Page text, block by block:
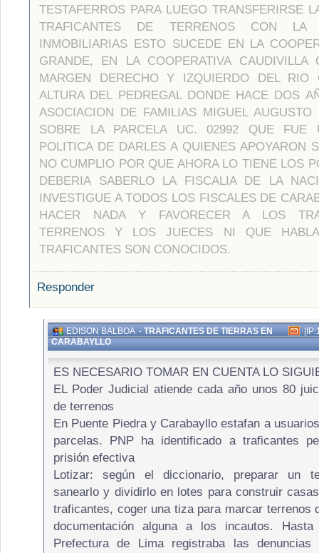
TESTAFERROS PARA LUEGO TRANSFERIRSE
TRAFICANTES DE TERRENOS CON LA
INMOBILIARIAS ESTO SUCEDE EN LA
GRANDE, EN LA COOPERATIVA CAUDIVILLA
MARGEN DERECHO Y IZQUIERDO DEL RIO
ALTURA DEL PEDREGAL DONDE HACE DOS
ASOCIACION DE FAMILIAS MIGUEL AUGUSTO
SOBRE LA PARCELA UC. 02992 QUE FUE
POLITICA DE DARLES A QUIENES APOYARON
NO CUMPLIO POR QUE AHORA LO TIENE LOS
DEBERIA SABERLO LA FISCALIA DE LA
INVESTIGUE A TODOS LOS FISCALES DE
HACER NADA Y FAVORECER A LOS
TERRENOS Y LOS JUECES NI QUE
TRAFICANTES SON CONOCIDOS.
Responder
EDISON BALBOA-TRAFICANTES DE TIERRAS EN
CARABAYLLO
|
ES NECESARIO TOMAR EN CUENTA LO
EL Poder Judicial atiende cada año unos 80
de terrenos
En Puente Piedra y Carabayllo estafan a
parcelas. PNP ha identificado a traficantes
prisión efectiva
Lotizar: según el diccionario, preparar un
sanearlo y dividirlo en lotes para construir
traficantes, coger una tiza para marcar terrenos
documentación alguna a los incautos.
Prefectura de Lima registraba las denuncias